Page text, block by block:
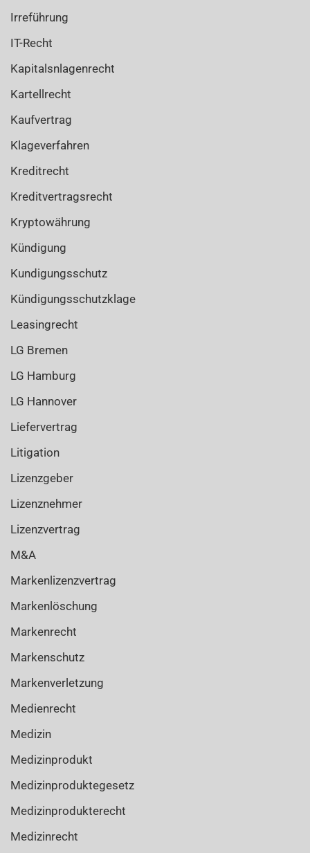
Irreführung
IT-Recht
Kapitalsnlagenrecht
Kartellrecht
Kaufvertrag
Klageverfahren
Kreditrecht
Kreditvertragsrecht
Kryptowährung
Kündigung
Kundigungsschutz
Kündigungsschutzklage
Leasingrecht
LG Bremen
LG Hamburg
LG Hannover
Liefervertrag
Litigation
Lizenzgeber
Lizenznehmer
Lizenzvertrag
M&A
Markenlizenzvertrag
Markenlöschung
Markenrecht
Markenschutz
Markenverletzung
Medienrecht
Medizin
Medizinprodukt
Medizinproduktegesetz
Medizinprodukterecht
Medizinrecht